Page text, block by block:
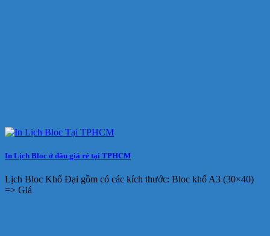
In Lịch Bloc ở đâu giá rẻ tại TPHCM
Lịch Bloc Khổ Đại gồm có các kích thước: Bloc khổ A3 (30×40)
=> Giá